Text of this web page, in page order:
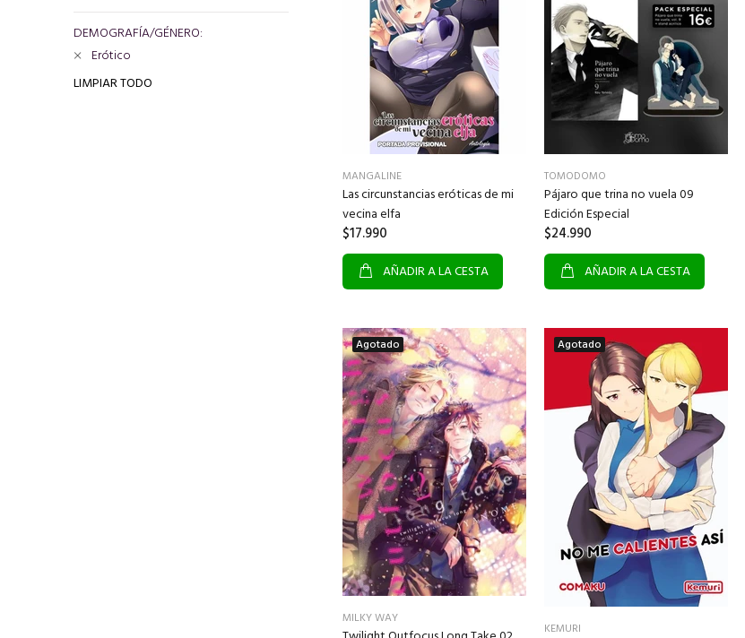
DEMOGRAFÍA/GÉNERO:
Erótico
LIMPIAR TODO
MANGALINE
Las circunstancias eróticas de mi
vecina elfa
$17.990
AÑADIR A LA CESTA
TOMODOMO
Pájaro que trina no vuela 09
Edición Especial
$24.990
AÑADIR A LA CESTA
Agotado
MILKY WAY
Agotado
KEMURI